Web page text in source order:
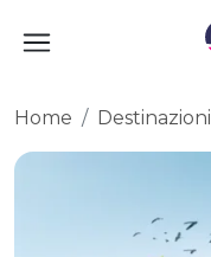
Home Destinazioni